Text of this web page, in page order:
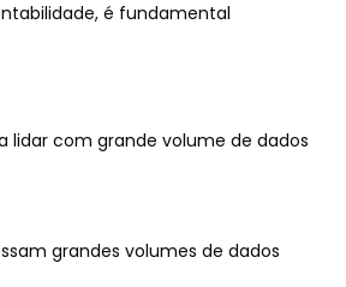
é fundamental
lidar com grande volume de dados
grandes volumes de dados